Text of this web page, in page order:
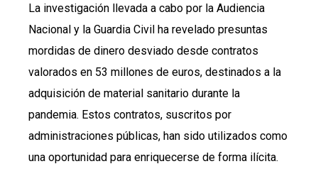
La investigación llevada a cabo por la Audiencia
Nacional y la Guardia Civil ha revelado presuntas
mordidas de dinero desviado desde contratos
valorados en 53 millones de euros, destinados a la
adquisición de material sanitario durante la
pandemia. Estos contratos, suscritos por
administraciones públicas, han sido utilizados como
una oportunidad para enriquecerse de forma ilícita.